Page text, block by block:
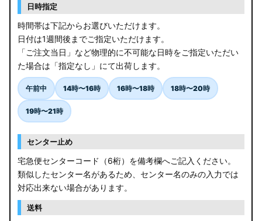
MK94S/MK54S スペーシア / カスタム
ZCEDS/ZDEDS/ZCDDS/ZDDDS スイフト
AZSH36W/AZSH37W クラウンスポーツ
LA400K コペン
汎用LEDバルブ
アウトレット
JB64W/JB74W/JC74W ジムニー/シエラ/ノマド
日時指定
時間帯は下記からお選びいただけます。
日付は1週間後までご指定いただけます。
「ご注文当日」など物理的に不可能な日時をご指定いただい
た場合は「指定なし」にて出荷します。
午前中 14時〜16時 16時〜18時 18時〜20時
19時〜21時
センター止め
宅急便センターコード（6桁）を備考欄へご記入ください。
類似したセンター名があるため、センター名のみの入力では
対応出来ない場合があります。
送料